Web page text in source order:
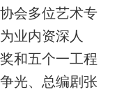
会多位艺术专
业内资深人
和五个一工程
光、总编剧张